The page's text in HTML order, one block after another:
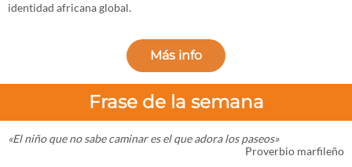
identidad africana global.
Más info
Frase de la semana
«El niño que no sabe caminar es el que adora los paseos»
Proverbio marfileño